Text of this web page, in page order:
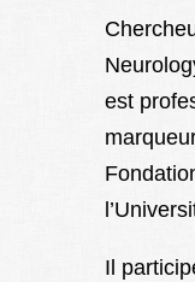
est
Il